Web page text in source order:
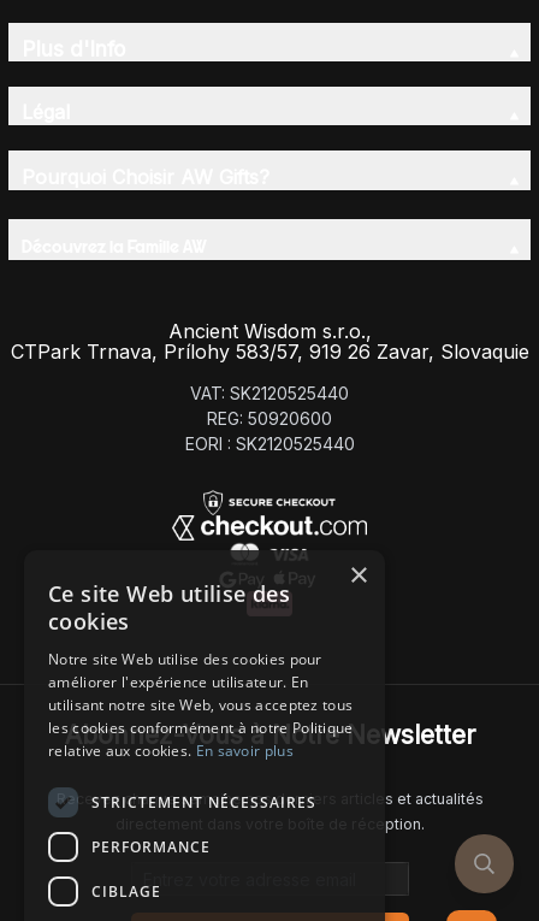
Ancient Wisdom s.r.o.,
CTPark Trnava, Prílohy 583/57, 919 26 Zavar, Slovaquie
VAT: SK2120525440
REG: 50920600
EORI : SK2120525440
Abonnez-Vous à Notre Newsletter
Recevez chaque semaine nos derniers articles et actualités
directement dans votre boîte de réception.
×
Ce site Web utilise des
cookies
Notre site Web utilise des cookies pour
améliorer l'expérience utilisateur. En
utilisant notre site Web, vous acceptez tous
les cookies conformément à notre Politique
relative aux cookies.En savoir plus
STRICTEMENT NÉCESSAIRES
PERFORMANCE
CIBLAGE